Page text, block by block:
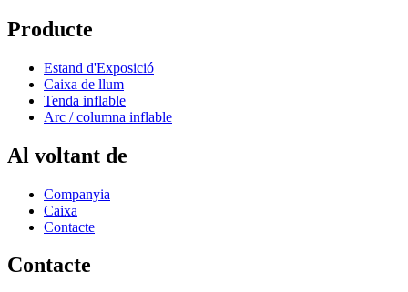
Producte
Estand d'Exposició
Caixa de llum
Tenda inflable
Arc / columna inflable
Al voltant de
Companyia
Caixa
Contacte
Contacte